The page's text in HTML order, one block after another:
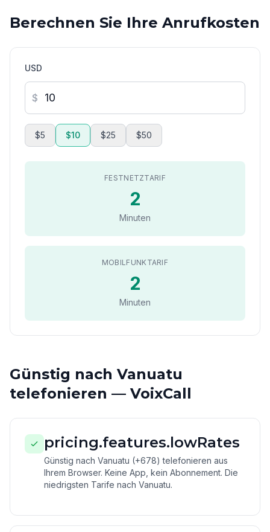
Berechnen Sie Ihre Anrufkosten
USD
$
$5 $10 $25 $50
FESTNETZTARIF
2
Minuten
MOBILFUNKTARIF
2
Minuten
Günstig nach Vanuatu
telefonieren — VoixCall
pricing.features.lowRates
Günstig nach Vanuatu (+678) telefonieren aus
Ihrem Browser. Keine App, kein Abonnement. Die
niedrigsten Tarife nach Vanuatu.